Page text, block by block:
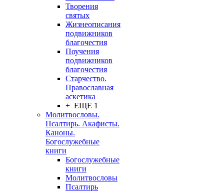
Творения
святых
Жизнеописания
подвижников
благочестия
Поучения
подвижников
благочестия
Старчество.
Православная
аскетика
+ ЕЩЕ 1
Молитвословы.
Псалтирь. Акафисты.
Каноны.
Богослужебные
книги
Богослужебные
книги
Молитвословы
Псалтирь